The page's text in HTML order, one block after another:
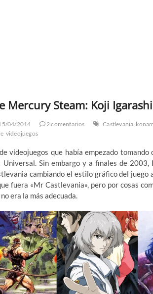
Mercury Steam: Koji
04/2014 2 comentarios Castlevania
videojuegos
videojuegos que había empezado
Universal. Sin embargo y a finales de
cambiando el estilo gráfico del juego
fuera «Mr Castlevania», pero por cosas
era la más adecuada.